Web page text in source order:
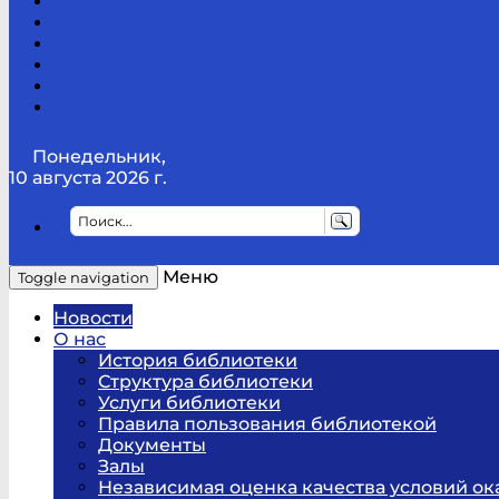
Понедельник,
10 августа 2026 г.
Toggle navigation
Меню
Новости
О нас
История библиотеки
Структура библиотеки
Услуги библиотеки
Правила пользования библиотекой
Документы
Залы
Независимая оценка качества условий